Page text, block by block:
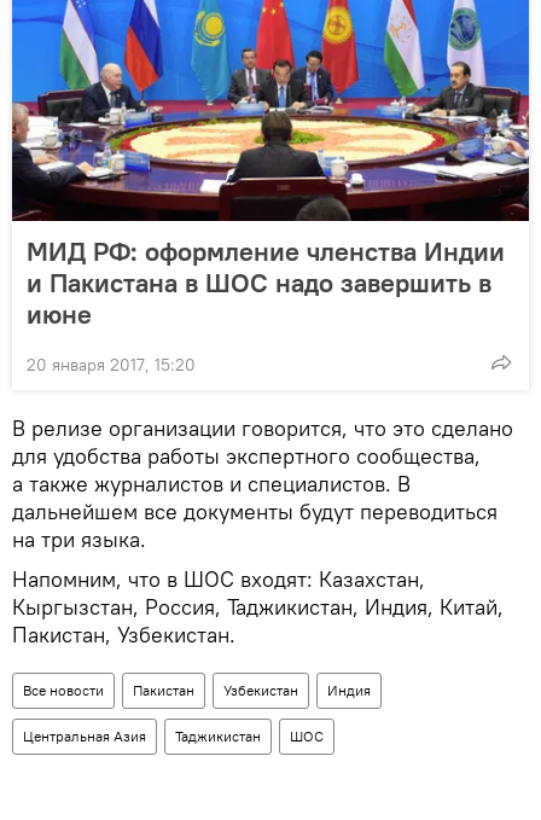
МИД РФ: оформление членства Индии
и Пакистана в ШОС надо завершить в
июне
20 января 2017, 15:20
В релизе организации говорится, что это сделано
для удобства работы экспертного сообщества,
а также журналистов и специалистов. В
дальнейшем все документы будут переводиться
на три языка.
Напомним, что в ШОС входят: Казахстан,
Кыргызстан, Россия, Таджикистан, Индия, Китай,
Пакистан, Узбекистан.
Все новости Пакистан Узбекистан Индия
Центральная Азия Таджикистан ШОС